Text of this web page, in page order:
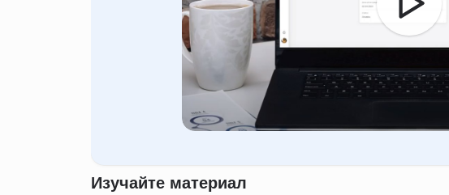
Изучайте материал